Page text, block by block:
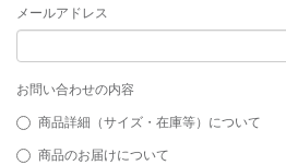
メールアドレス
お問い合わせの内容
商品詳細（サイズ・在庫等）について
商品のお届けについて